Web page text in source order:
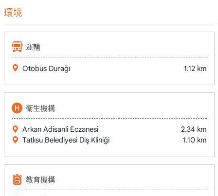
環境
運輸
Otobüs Durağı 1.12 km
衛生機構
Arkan Adisanli Eczanesi
2.34 km
Tatlısu Belediyesi Diş Kliniği
1.10 km
教育機構